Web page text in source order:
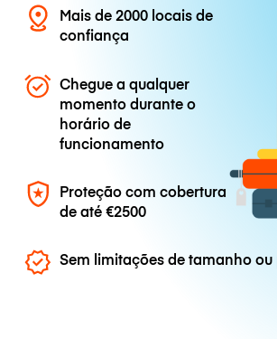
Mais de 2000 locais de
confiança
Chegue a qualquer
momento durante o
horário de
funcionamento
Proteção com cobertura
de até€2500
Sem limitações de tamanho ou